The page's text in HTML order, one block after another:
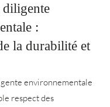
:
la durabilité et
environnementale
respect des